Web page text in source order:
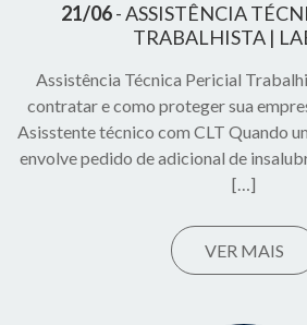
21/06 ASSISTÊNCIA
TRABALHISTA |
Assistência Técnica Pericial
contratar e como proteger sua
Asisstente técnico com CLT Quando
envolve pedido de adicional de
[…]
VER MAIS